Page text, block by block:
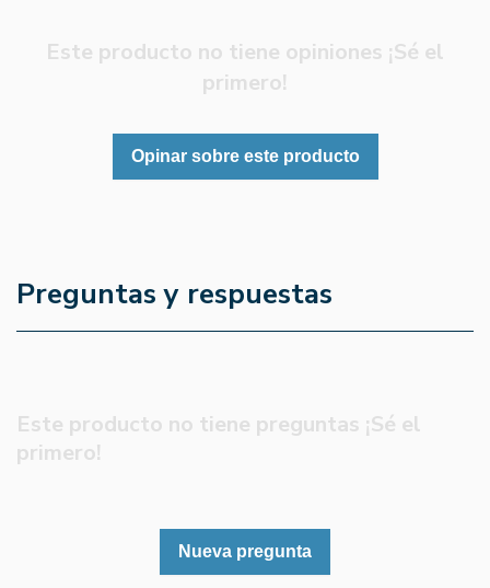
Este producto no tiene opiniones ¡Sé el
primero!
Opinar sobre este producto
Preguntas y respuestas
Este producto no tiene preguntas ¡Sé el
primero!
Nueva pregunta